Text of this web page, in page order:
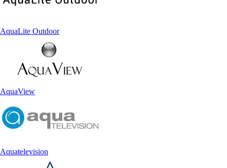
AquaLite Outdoor
AquaView
Aquatelevision